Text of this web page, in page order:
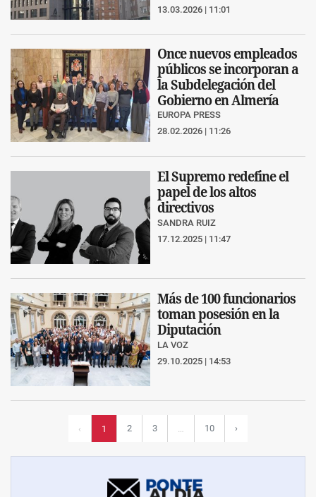
13.03.2026 | 11:01
Once nuevos empleados
públicos se incorporan a
la Subdelegación del
Gobierno en Almería
EUROPA PRESS
28.02.2026 | 11:26
El Supremo redefine el
papel de los altos
directivos
SANDRA RUIZ
17.12.2025 | 11:47
Más de 100 funcionarios
toman posesión en la
Diputación
LA VOZ
29.10.2025 | 14:53
‹ 1 2 3 10 ›